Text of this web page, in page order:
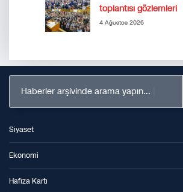
toplantısı gözlemleri
4 Ağustos 2026
Haberler arşivinde arama yapın...
Siyaset
Ekonomi
Hafıza Kartı